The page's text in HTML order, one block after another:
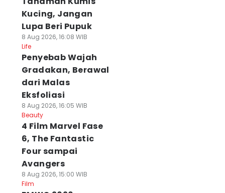
Kucing, Jangan
Lupa Beri Pupuk
8 Aug 2026, 16:08 WIB
Life
Penyebab Wajah
Gradakan, Berawal
dari Malas
Eksfoliasi
8 Aug 2026, 16:05 WIB
Beauty
4 Film Marvel Fase
6, The Fantastic
Four sampai
Avangers
8 Aug 2026, 15:00 WIB
Film